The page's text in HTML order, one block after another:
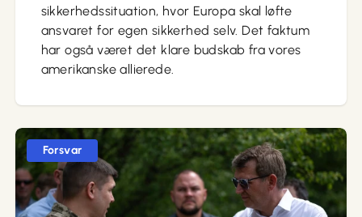
sikkerhedssituation, hvor Europa skal løfte
ansvaret for egen sikkerhed selv. Det faktum
har også været det klare budskab fra vores
amerikanske allierede.
Forsvar